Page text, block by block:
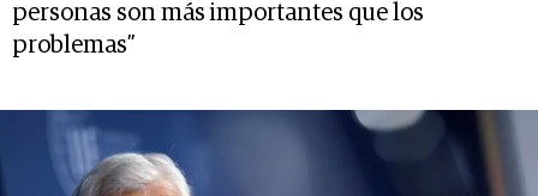
personas son más importantes que los
problemas”